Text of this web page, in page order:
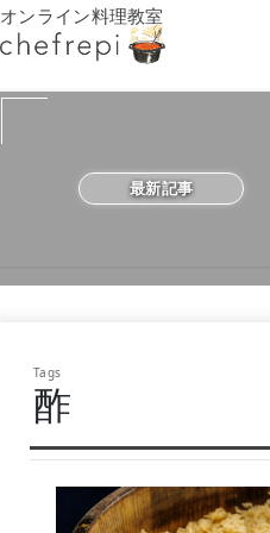
オンライン料理教室
最新記事
酢